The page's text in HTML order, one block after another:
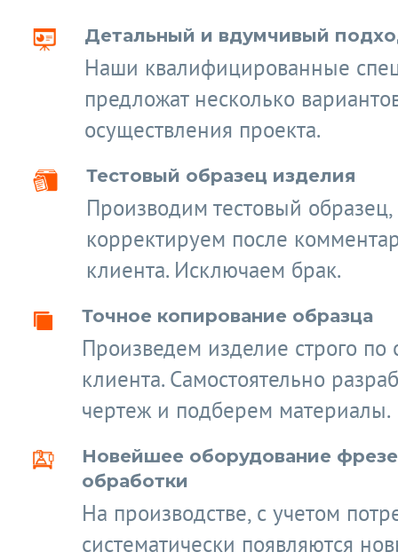
Детальный и вдумчивый
Наши квалифицированные
предложат несколько
осуществления проекта.
Тестовый образец изделия
Производим тестовый образец,
корректируем после
клиента. Исключаем брак.
Точное копирование образца
Произведем изделие строго по
клиента. Самостоятельно
чертеж и подберем материалы.
Новейшее оборудование
обработки
На производстве, с учетом
систематически появляются